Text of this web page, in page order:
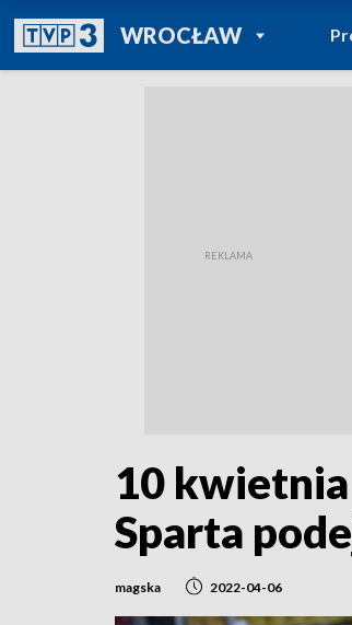
WROCŁAWPOWRÓT DO
TVP REGIONY
10
Sparta
magska 2022-04-06